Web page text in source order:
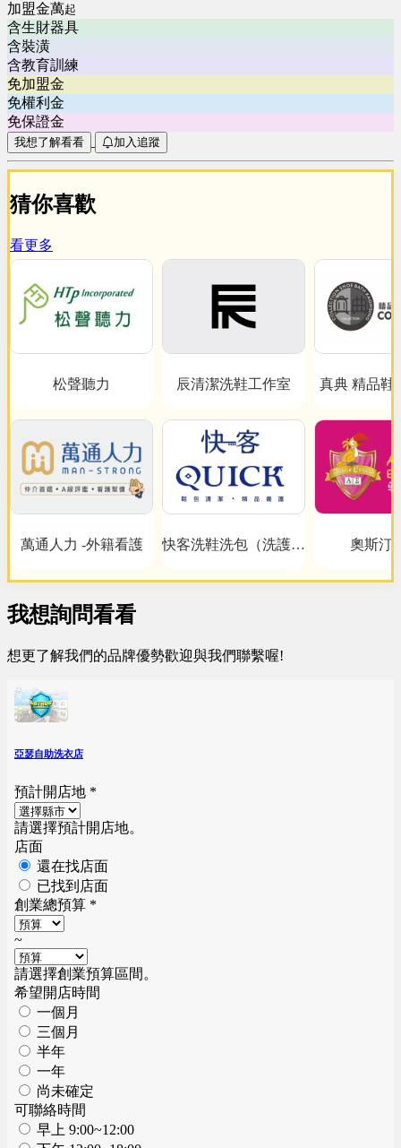
加盟金萬起
含生財器具
含裝潢
含教育訓練
免加盟金
免權利金
免保證金
我想了解看看 加入追蹤
猜你喜歡
看更多
松聲聽力
萬通人力 -外籍看護
辰清潔洗鞋工作室
快客洗鞋洗包（洗護）
式新型態加盟創業
真典 精品鞋
奧斯汀
我想詢問看看
想更了解我們的品牌優勢歡迎與我們聯繫喔!